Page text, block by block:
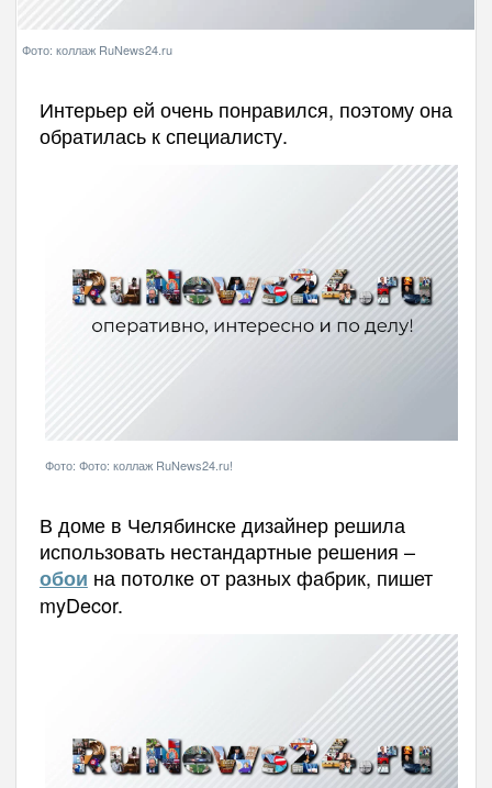
Фото: коллаж RuNews24.ru
Интерьер ей очень понравился, поэтому она
обратилась к специалисту.
Фото: Фото: коллаж RuNews24.ru!
В доме в Челябинске дизайнер решила
использовать нестандартные решения –
обои на потолке от разных фабрик, пишет
myDecor.